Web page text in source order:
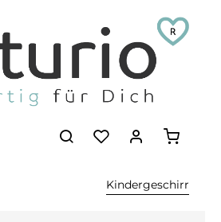
Kindergeschirr